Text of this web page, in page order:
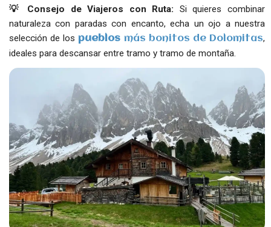
💡 Consejo de Viajeros con Ruta: Si quieres combinar
naturaleza con paradas con encanto, echa un ojo a nuestra
selección de los pueblos más bonitos de Dolomitas,
ideales para descansar entre tramo y tramo de montaña.